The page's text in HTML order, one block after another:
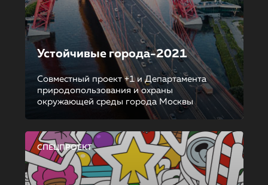
Устойчивые города-2021
Совместный проект +1 и Департамента
природопользования и охраны
окружающей среды города Москвы
СПЕЦПРОЕКТ